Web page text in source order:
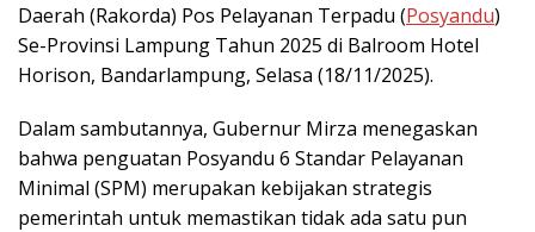
Daerah (Rakorda) Pos Pelayanan Terpadu (Posyandu)
Se-Provinsi Lampung Tahun 2025 di Balroom Hotel
Horison, Bandarlampung, Selasa (18/11/2025).
Dalam sambutannya, Gubernur Mirza menegaskan
bahwa penguatan Posyandu 6 Standar Pelayanan
Minimal (SPM) merupakan kebijakan strategis
pemerintah untuk memastikan tidak ada satu pun